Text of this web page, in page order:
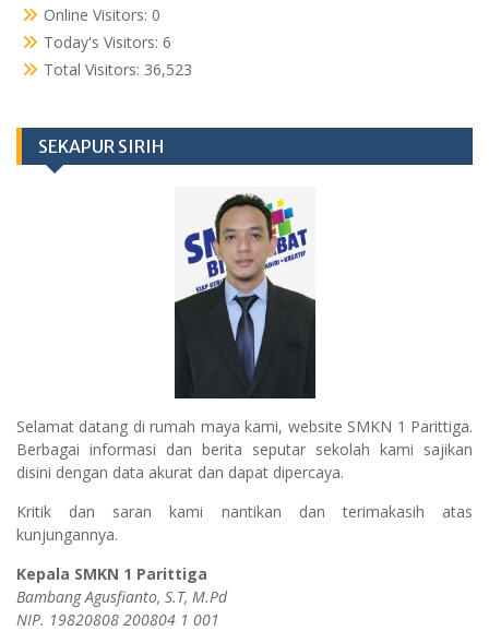
Online Visitors: 0
Today's Visitors: 6
Total Visitors: 36,523
SEKAPUR SIRIH
Selamat datang di rumah maya kami, website SMKN 1 Parittiga.
Berbagai informasi dan berita seputar sekolah kami sajikan
disini dengan data akurat dan dapat dipercaya.
Kritik dan saran kami nantikan dan terimakasih atas
kunjungannya.
Kepala SMKN 1 Parittiga
Bambang Agusfianto, S.T, M.Pd
NIP. 19820808 200804 1 001